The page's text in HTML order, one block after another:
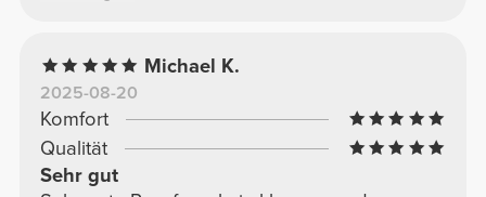
Michael K.
2025-08-20
Komfort
Qualität
Sehr gut